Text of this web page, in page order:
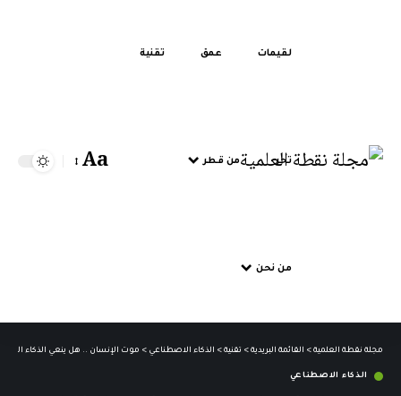
لقيمات عمق تقنية
تحر من قطر
من نحن
Aa
مجلة نقطة العلمية > القائمة البريدية > تقنية > الذكاء الاصطناعي > موت الإنسان .. هل ينعي الذكاء
الذكاء الاصطناعي